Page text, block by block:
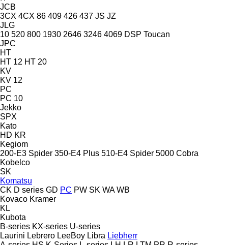
JCB
3CX 4CX 86 409 426 437 JS JZ
JLG
10 520 800 1930 2646 3246 4069 DSP Toucan
JPC
HT
HT 12 HT 20
KV
KV 12
PC
PC 10
Jekko
SPX
Kato
HD KR
Kegiom
200-E3 Spider 350-E4 Plus 510-E4 Spider 5000 Cobra
Kobelco
SK
Komatsu
CK D series GD PC PW SK WA WB
Kovaco Kramer
KL
Kubota
B-series KX-series U-series
Laurini Lebrero LeeBoy Libra Liebherr